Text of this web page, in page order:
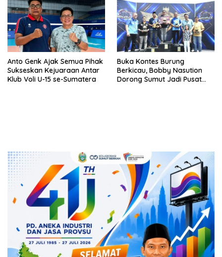
Anto Genk Ajak Semua Pihak
Sukseskan Kejuaraan Antar
Klub Voli U-15 se-Sumatera
Buka Kontes Burung
Berkicau, Bobby Nasution
Dorong Sumut Jadi Pusat